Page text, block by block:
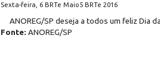
Sexta-feira, 6 BRTe Maio5 BRTe 2016
ANOREG/SP deseja a todos um feliz Dia
Fonte: ANOREG/SP